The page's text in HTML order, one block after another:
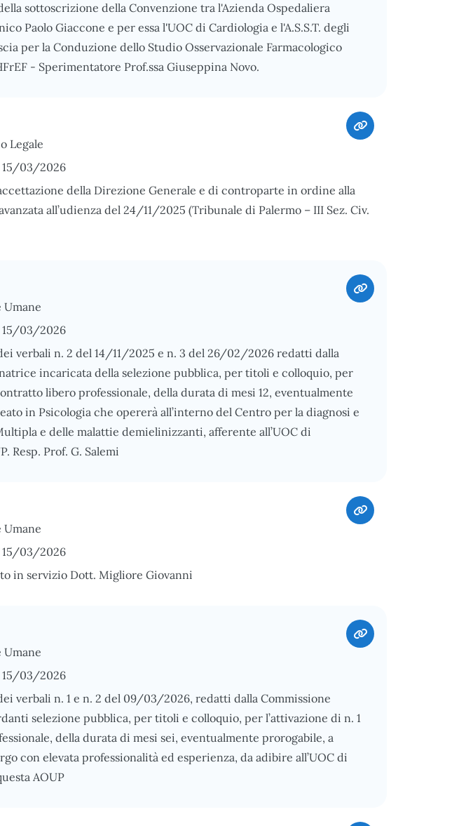
sottoscrizione della Convenzione tra l'Azienda Ospedaliera
Paolo Giaccone e per essa l'UOC di Cardiologia e l'A.S.S.T. degli
per la Conduzione dello Studio Osservazionale Farmacologico
- Sperimentatore Prof.ssa Giuseppina Novo.
Legale
15/03/2026
della Direzione Generale e di controparte in ordine alla
all’udienza del 24/11/2025 (Tribunale di Palermo – III Sez. Civ.
Umane
15/03/2026
verbali n. 2 del 14/11/2025 e n. 3 del 26/02/2026 redatti dalla
incaricata della selezione pubblica, per titoli e colloquio, per
libero professionale, della durata di mesi 12, eventualmente
in Psicologia che opererà all’interno del Centro per la diagnosi e
e delle malattie demielinizzanti, afferente all’UOC di
Resp. Prof. G. Salemi
Umane
15/03/2026
in servizio Dott. Migliore Giovanni
Umane
15/03/2026
verbali n. 1 e n. 2 del 09/03/2026, redatti dalla Commissione
selezione pubblica, per titoli e colloquio, per l’attivazione di n. 1
della durata di mesi sei, eventualmente prorogabile, a
con elevata professionalità ed esperienza, da adibire all’UOC di
AOUP